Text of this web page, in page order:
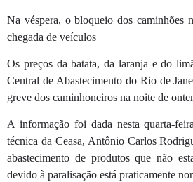
Na véspera, o bloqueio dos caminhões
chegada de veículos
Os preços da batata, da laranja e do
Central de Abastecimento do Rio de
greve dos caminhoneiros na noite de
A informação foi dada nesta quarta-
técnica da Ceasa, Antônio Carlos
abastecimento de produtos que não
devido à paralisação está praticamente